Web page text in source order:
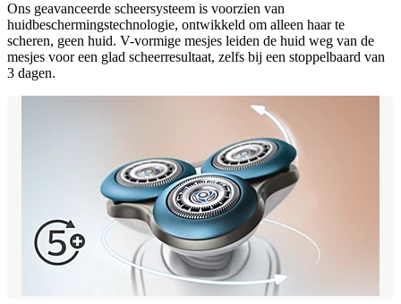
Ons geavanceerde scheersysteem is voorzien van
huidbeschermingstechnologie, ontwikkeld om alleen haar te
scheren, geen huid. V-vormige mesjes leiden de huid weg van de
mesjes voor een glad scheerresultaat, zelfs bij een stoppelbaard van
3 dagen.